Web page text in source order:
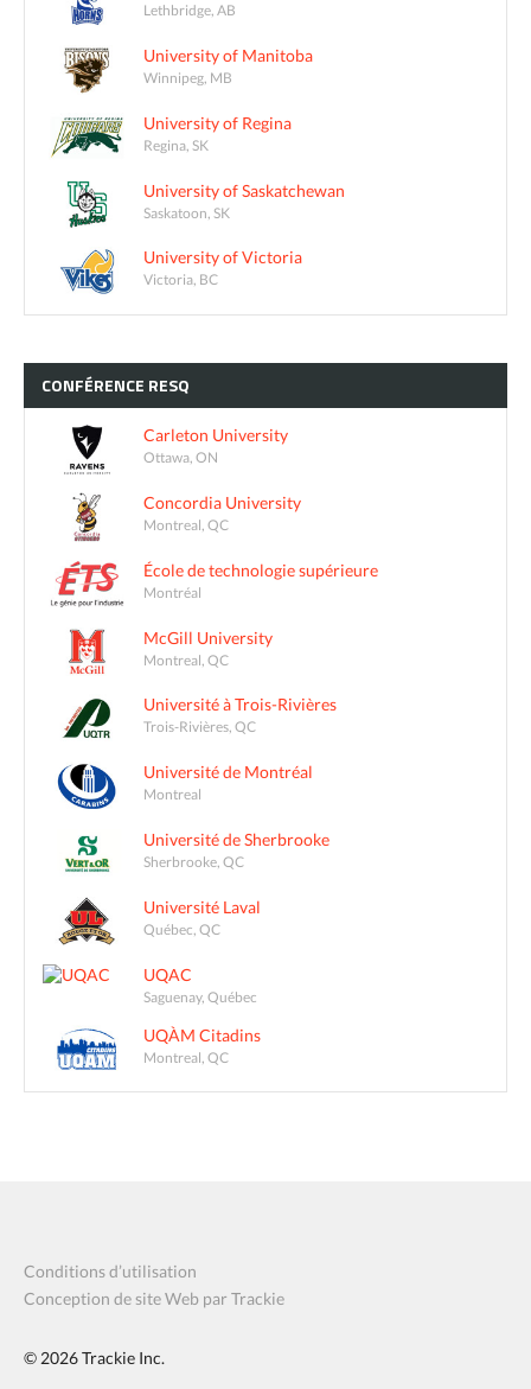
Lethbridge, AB
University of Manitoba
Winnipeg, MB
University of Regina
Regina, SK
University of Saskatchewan
Saskatoon, SK
University of Victoria
Victoria, BC
CONFÉRENCE RESQ
Carleton University
Ottawa, ON
Concordia University
Montreal, QC
École de technologie supérieure
Montréal
McGill University
Montreal, QC
Université à Trois-Rivières
Trois-Rivières, QC
Université de Montréal
Montreal
Université de Sherbrooke
Sherbrooke, QC
Université Laval
Québec, QC
UQAC
Saguenay, Québec
UQÀM Citadins
Montreal, QC
Conditions d’utilisation
Conception de site Web par Trackie
© 2026Trackie Inc.